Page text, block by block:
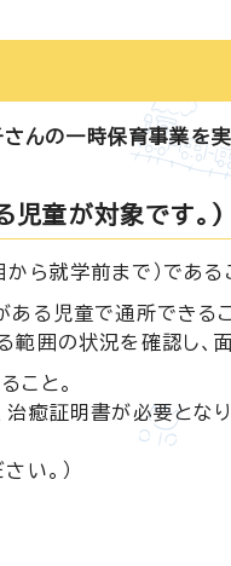
んの一時保育事業を実
児童が対象です。）
ら就学前まで）である
る児童で通所できるこ
囲の状況を確認し、
こと。
癒証明書が必要となり
い。）